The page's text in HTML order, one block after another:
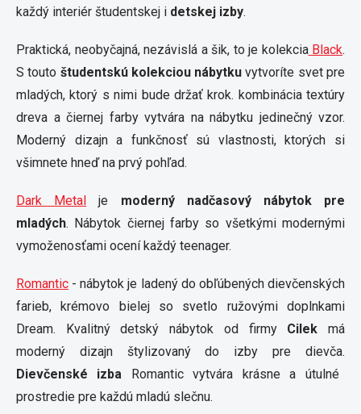
každý interiér študentskej i detskej izby.
Praktická, neobyčajná, nezávislá a šik, to je kolekciaBlack.
S touto študentskú kolekciou nábytku vytvoríte svet pre
mladých, ktorý s nimi bude držať krok. kombinácia textúry
dreva a čiernej farby vytvára na nábytku jedinečný vzor.
Moderný dizajn a funkčnosť sú vlastnosti, ktorých si
všimnete hneď na prvý pohľad.
Dark Metal je moderný nadčasový nábytok pre
mladých. Nábytok čiernej farby so všetkými modernými
vymoženosťami ocení každý teenager.
Romantic - nábytok je ladený do obľúbených dievčenských
farieb, krémovo bielej so svetlo ružovými doplnkami
Dream. Kvalitný detský nábytok od firmy Cilek má
moderný dizajn štylizovaný do izby pre dievča.
Dievčenské izba Romantic vytvára krásne a útulné
prostredie pre každú mladú slečnu.